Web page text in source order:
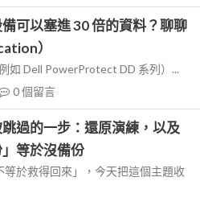
可以塞進 30 倍的資料？聊聊
）
如 Dell PowerProtect DD 系列）...
0個留言
過的一步：還原演練，以及
等於沒備份
於救得回來」，今天把這個主題收